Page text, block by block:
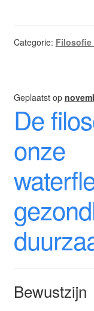
Categorie: Filosofie
Geplaatst op
De
onze
Bewustzijn